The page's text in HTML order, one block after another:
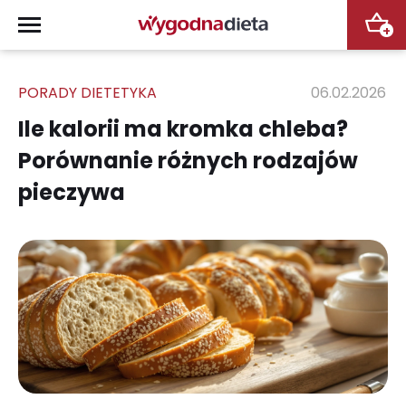
+
PORADY DIETETYKA 06.02.2026
Ile kalorii ma kromka chleba?
Porównanie różnych rodzajów
pieczywa